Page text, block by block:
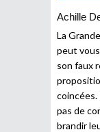
Achille
La
peut
son faux
coincées.
pas de
brandir